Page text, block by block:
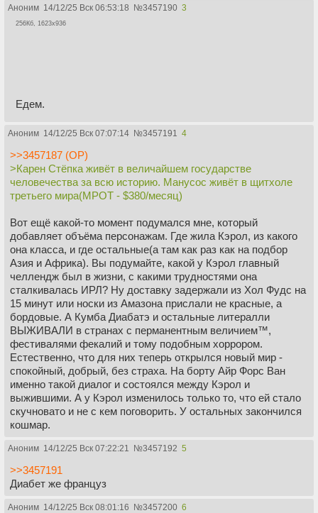
Аноним 14/12/25 Вск 06:53:18 №3457190 3
256Кб, 1623x936
Едем.
Аноним 14/12/25 Вск 07:07:14 №3457191 4
>>3457187 (OP)
>Карен Стёпка живёт в величайшем государстве
человечества за всю историю. Манусос живёт в щитхоле
третьего мира(МРОТ - $380/месяц)
Вот ещё какой-то момент подумался мне, который
добавляет объёма персонажам. Где жила Кэрол, из какого
она класса, и где остальные(а там как раз как на подбор
Азия и Африка). Вы подумайте, какой у Кэрол главный
челлендж был в жизни, с какими трудностями она
сталкивалась ИРЛ? Ну доставку задержали из Хол Фудс на
15 минут или носки из Амазона прислали не красные, а
бордовые. А Кумба Диабатэ и остальные литералли
ВЫЖИВАЛИ в странах с перманентным величием™,
фестивалями фекалий и тому подобным хоррором.
Естественно, что для них теперь открылся новый мир -
спокойный, добрый, без страха. На борту Айр Форс Ван
именно такой диалог и состоялся между Кэрол и
выжившими. А у Кэрол изменилось только то, что ей стало
скучновато и не с кем поговорить. У остальных закончился
кошмар.
Аноним 14/12/25 Вск 07:22:21 №3457192 5
>>3457191
Диабет же француз
Аноним 14/12/25 Вск 08:01:16 №3457200 6